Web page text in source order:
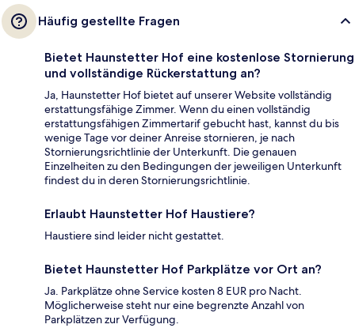
Häufig gestellte Fragen
Bietet Haunstetter Hof eine kostenlose Stornierung
und vollständige Rückerstattung an?
Ja, Haunstetter Hof bietet auf unserer Website vollständig
erstattungsfähige Zimmer. Wenn du einen vollständig
erstattungsfähigen Zimmertarif gebucht hast, kannst du bis
wenige Tage vor deiner Anreise stornieren, je nach
Stornierungsrichtlinie der Unterkunft. Die genauen
Einzelheiten zu den Bedingungen der jeweiligen Unterkunft
findest du in deren Stornierungsrichtlinie.
Erlaubt Haunstetter Hof Haustiere?
Haustiere sind leider nicht gestattet.
Bietet Haunstetter Hof Parkplätze vor Ort an?
Ja. Parkplätze ohne Service kosten 8 EUR pro Nacht.
Möglicherweise steht nur eine begrenzte Anzahl von
Parkplätzen zur Verfügung.